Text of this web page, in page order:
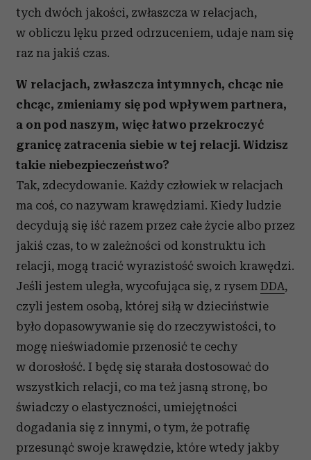
tych dwóch jakości, zwłaszcza w relacjach,
w obliczu lęku przed odrzuceniem, udaje nam się
raz na jakiś czas.
W relacjach, zwłaszcza intymnych, chcąc nie
chcąc, zmieniamy się pod wpływem partnera,
a on pod naszym, więc łatwo przekroczyć
granicę zatracenia siebie w tej relacji. Widzisz
takie niebezpieczeństwo?
Tak, zdecydowanie. Każdy człowiek w relacjach
ma coś, co nazywam krawędziami. Kiedy ludzie
decydują się iść razem przez całe życie albo przez
jakiś czas, to w zależności od konstruktu ich
relacji, mogą tracić wyrazistość swoich krawędzi.
Jeśli jestem uległa, wycofująca się, z rysem DDA,
czyli jestem osobą, której siłą w dzieciństwie
było dopasowywanie się do rzeczywistości, to
mogę nieświadomie przenosić te cechy
w dorosłość. I będę się starała dostosować do
wszystkich relacji, co ma też jasną stronę, bo
świadczy o elastyczności, umiejętności
dogadania się z innymi, o tym, że potrafię
przesunąć swoje krawędzie, które wtedy jakby